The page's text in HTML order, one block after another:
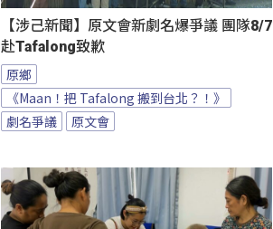
【涉己新聞】原文會新劇名爆爭議 團隊8/7
赴Tafalong致歉
原鄉
《Maan！把 Tafalong 搬到台北？！》
劇名爭議
原文會